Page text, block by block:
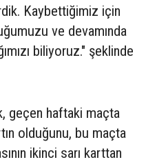
Kaybettiğimiz için
ve devamında
biliyoruz." şeklinde
geçen haftaki maçta
olduğunu, bu maçta
ikinci sarı karttan